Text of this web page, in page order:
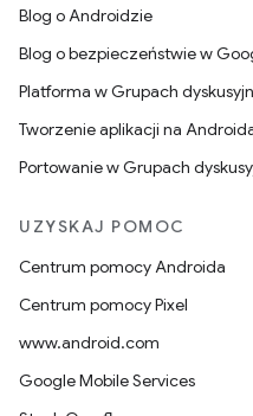
Blog o Androidzie
Blog o bezpieczeństwie w
Platforma w Grupach
Tworzenie aplikacji na
Portowanie w Grupach
UZYSKAJ POMOC
Centrum pomocy Androida
Centrum pomocy Pixel
www.android.com
Google Mobile Services